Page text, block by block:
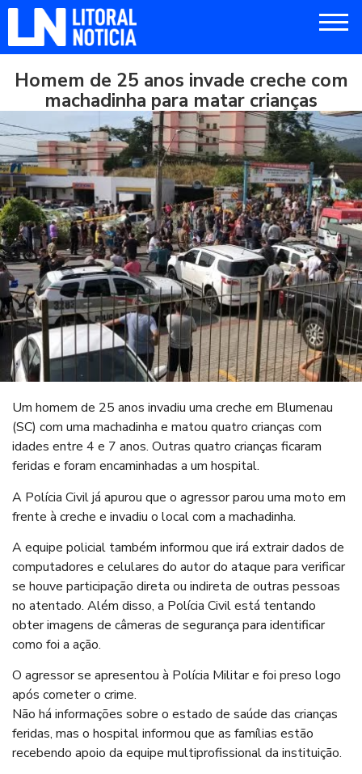
Homem de 25 anos invade creche com
machadinha para matar crianças
Um homem de 25 anos invadiu uma creche em Blumenau
(SC) com uma machadinha e matou quatro crianças com
idades entre 4 e 7 anos. Outras quatro crianças ficaram
feridas e foram encaminhadas a um hospital.
A Polícia Civil já apurou que o agressor parou uma moto em
frente à creche e invadiu o local com a machadinha.
A equipe policial também informou que irá extrair dados de
computadores e celulares do autor do ataque para verificar
se houve participação direta ou indireta de outras pessoas
no atentado. Além disso, a Polícia Civil está tentando
obter imagens de câmeras de segurança para identificar
como foi a ação.
O agressor se apresentou à Polícia Militar e foi preso logo
após cometer o crime.
Não há informações sobre o estado de saúde das crianças
feridas, mas o hospital informou que as famílias estão
recebendo apoio da equipe multiprofissional da instituição.